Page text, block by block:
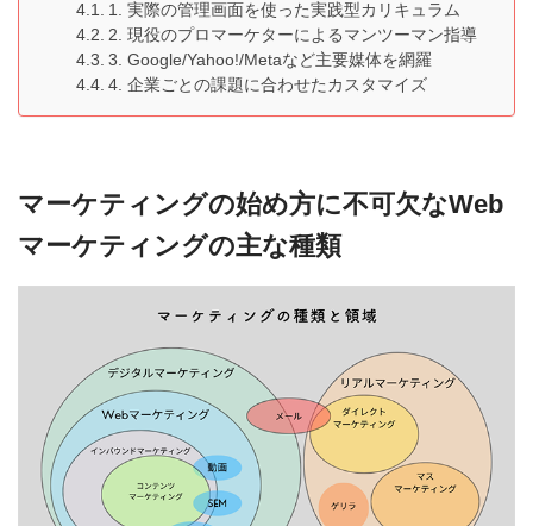
1. 実際の管理画面を使った実践型カリキュラム
2. 現役のプロマーケターによるマンツーマン指導
3. Google/Yahoo!/Metaなど主要媒体を網羅
4. 企業ごとの課題に合わせたカスタマイズ
マーケティングの始め方に不可欠なWeb
マーケティングの主な種類